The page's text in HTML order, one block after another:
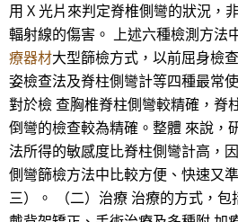
用 X 光片來判定脊椎側彎的狀況，
輻射線的傷害。 上述六種檢測方法
療器材大型篩檢方式，以前屈身檢
姿檢查法及脊柱側彎計等四種最常
對於檢 查胸椎脊柱側彎較精確，脊
倒彎的檢查較為精確。整體 來說，
法所得的敏感度比脊柱側彎計高，
側彎篩檢方法中比較方便、快速又
三）。 （二）治療 治療的方式，